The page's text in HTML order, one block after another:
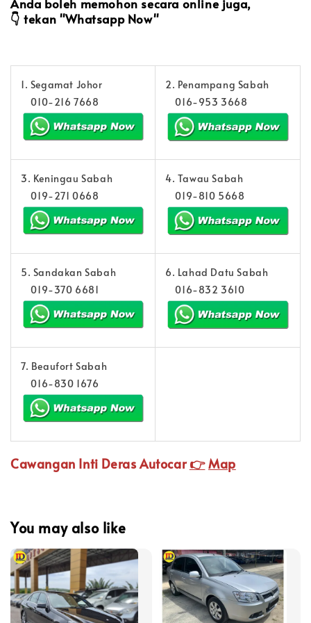
👇 tekan "Whatsapp Now"
1. Segamat Johor
010-216 7668
2. Penampang Sabah
016-953 3668
3. Keningau Sabah
019-271 0668
4. Tawau Sabah
019-810 5668
5. Sandakan Sabah
019-370 6681
6. Lahad Datu Sabah
016-832 3610
7. Beaufort Sabah
016-830 1676
Cawangan Inti Deras Autocar👉Map
You may also like